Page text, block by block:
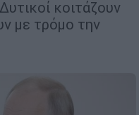
κοιτάζουν
με τρόμο την